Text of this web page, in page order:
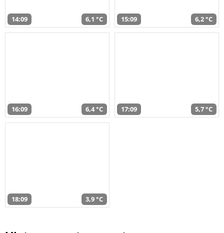
14:09 6,1 °C 15:09 6,2 °C
16:09 6,4 °C 17:09 5,7 °C
18:09 3,9 °C